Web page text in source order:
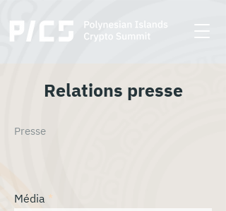
Relations presse
Presse
Média